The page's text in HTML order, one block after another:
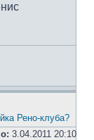
Рено-клуба?
3.04.2011 20:10